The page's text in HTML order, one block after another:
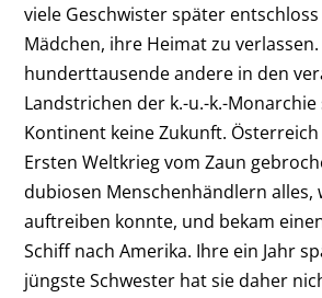
viele Geschwister später
Mädchen, ihre Heimat zu verlassen.
hunderttausende andere in den
Landstrichen der k.-u.-k.-Monarchie
Kontinent keine Zukunft.
Ersten Weltkrieg vom Zaun
dubiosen Menschenhändlern alles,
auftreiben konnte, und bekam
Schiff nach Amerika. Ihre ein Jahr
jüngste Schwester hat sie daher